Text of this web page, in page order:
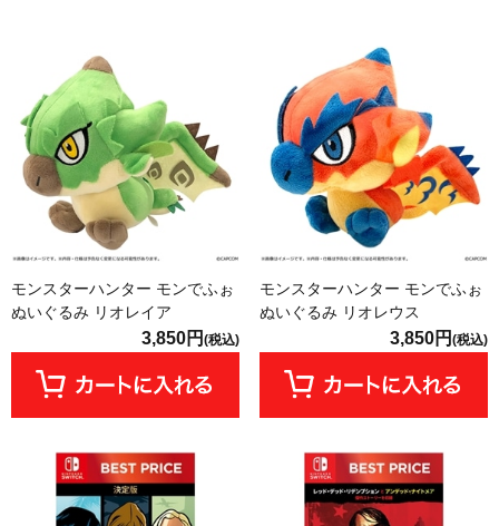
モンスターハンター モンでふぉ
ぬいぐるみ リオレイア
3,850円 (税込)
モンスターハンター モンでふぉ
ぬいぐるみ リオレウス
3,850円 (税込)